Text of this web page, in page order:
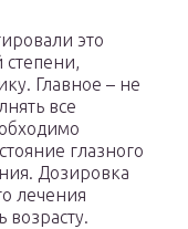
это
степени,
Главное – не
все
глазного
Дозировка
лечения
возрасту.